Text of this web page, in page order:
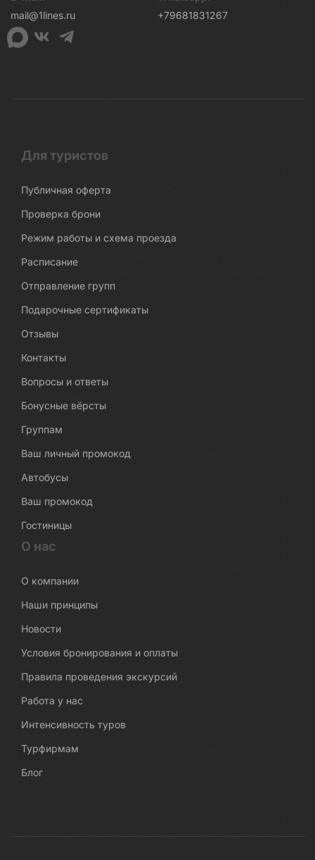
mail@1lines.ru
+79681831267
Для туристов
Публичная оферта
Проверка брони
Режим работы и схема проезда
Расписание
Отправление групп
Подарочные сертификаты
Отзывы
Контакты
Вопросы и ответы
Бонусные вёрсты
Группам
Ваш личный промокод
Автобусы
Ваш промокод
Гостиницы
О нас
О компании
Наши принципы
Новости
Условия бронирования и оплаты
Правила проведения экскурсий
Работа у нас
Интенсивность туров
Турфирмам
Блог